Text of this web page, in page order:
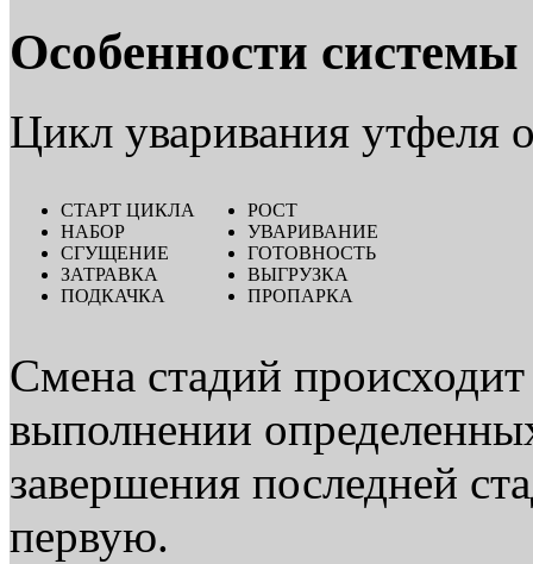
Особенности системы
Цикл уваривания утфеля
СТАРТ ЦИКЛА
НАБОР
СГУЩЕНИЕ
ЗАТРАВКА
ПОДКАЧКА
РОСТ
УВАРИВАНИЕ
ГОТОВНОСТЬ
ВЫГРУЗКА
ПРОПАРКА
Смена стадий
выполнении
завершения последней
первую.